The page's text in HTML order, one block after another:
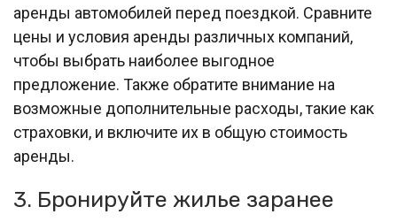
аренды автомобилей перед поездкой. Сравните
цены и условия аренды различных компаний,
чтобы выбрать наиболее выгодное
предложение. Также обратите внимание на
возможные дополнительные расходы, такие как
страховки, и включите их в общую стоимость
аренды.
3. Бронируйте жилье заранее